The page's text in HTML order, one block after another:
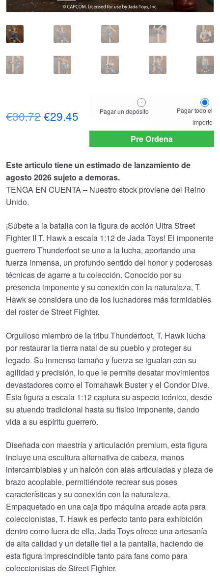
yourPagar un depósito
Pagar todo el
importe
Pre Ordena
€30.72El
era:
€30.72.
€29.45
precio
actual
es:
€29.45.
Este artículo tiene un estimado de lanzamiento de
agosto 2026 sujeto a demoras.
TENGA EN CUENTA – Nuestro stock proviene del Reino
Unido.
¡Súbete a la batalla con la figura de acción Ultra Street
Fighter II T. Hawk a escala 1:12 de Jada Toys! El imponente
guerrero Thunderfoot se une a la lucha, aportando una
fuerza inmensa, un profundo sentido del honor y poderosas
técnicas de agarre a tu colección. Conocido por su
presencia imponente y su conexión con la naturaleza, T.
Hawk se considera uno de los luchadores más formidables
del roster de Street Fighter.
Orgulloso miembro de la tribu Thunderfoot, T. Hawk lucha
por restaurar la tierra natal de su pueblo y proteger su
legado. Su inmenso tamaño y fuerza se igualan con su
agilidad y precisión, lo que le permite desatar movimientos
devastadores como el Tomahawk Buster y el Condor Dive.
Esta figura a escala 1:12 captura su aspecto icónico, desde
su atuendo tradicional hasta su físico imponente, dando
vida a su espíritu guerrero.
Diseñada con maestría y articulación premium, esta figura
incluye una escultura alternativa de cabeza, manos
intercambiables y un halcón con alas articuladas y pieza de
brazo acoplable, permitiéndote recrear sus poses
características y su conexión con la naturaleza.
Empaquetado en una caja tipo máquina arcade apta para
coleccionistas, T. Hawk es perfecto tanto para exhibición
dentro como fuera de ella. Jada Toys ofrece una artesanía
de alta calidad y un detalle fiel a la pantalla, haciendo de
esta figura imprescindible tanto para fans como para
coleccionistas de Street Fighter.